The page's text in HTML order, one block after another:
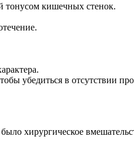
тонусом кишечных стенок.
убедиться в отсутствии
хирургическое